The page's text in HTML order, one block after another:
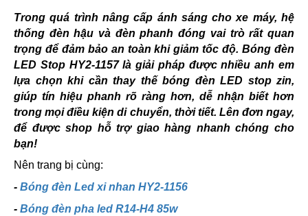
Trong quá trình nâng cấp ánh sáng cho xe máy, hệ
thống đèn hậu và đèn phanh đóng vai trò rất quan
trọng để đảm bảo an toàn khi giảm tốc độ. Bóng đèn
LED Stop HY2-1157 là giải pháp được nhiều anh em
lựa chọn khi cần thay thế bóng đèn LED stop zin,
giúp tín hiệu phanh rõ ràng hơn, dễ nhận biết hơn
trong mọi điều kiện di chuyển, thời tiết. Lên đơn ngay,
để được shop hỗ trợ giao hàng nhanh chóng cho
bạn!
Nên trang bị cùng:
- Bóng đèn Led xi nhan HY2-1156
- Bóng đèn pha led R14-H4 85w